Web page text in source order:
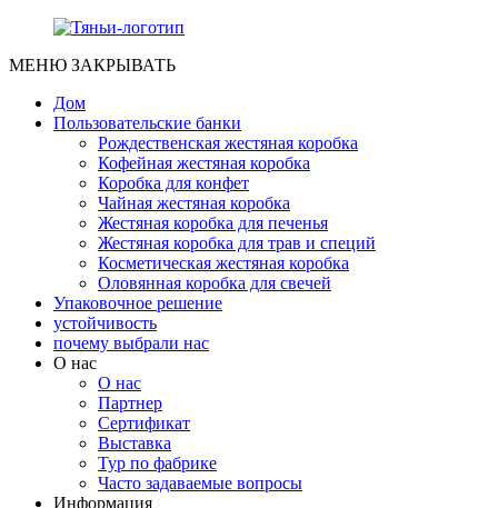
МЕНЮ ЗАКРЫВАТЬ
Дом
Пользовательские банки
Рождественская жестяная коробка
Кофейная жестяная коробка
Коробка для конфет
Чайная жестяная коробка
Жестяная коробка для печенья
Жестяная коробка для трав и специй
Косметическая жестяная коробка
Оловянная коробка для свечей
Упаковочное решение
устойчивость
почему выбрали нас
О нас
О нас
Партнер
Сертификат
Выставка
Тур по фабрике
Часто задаваемые вопросы
Информация